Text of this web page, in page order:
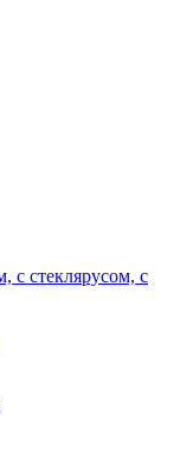
с стеклярусом, с